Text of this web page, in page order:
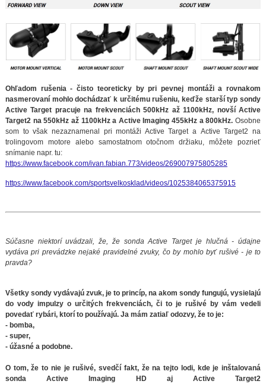
Ohľadom rušenia - čisto teoreticky by pri pevnej montáži a rovnakom
nasmerovaní mohlo dochádzať k určitému rušeniu, keďže starší typ sondy
Active Target pracuje na frekvenciách 500kHz až 1100kHz, novší Active
Target2 na 550kHz až 1100kHz a Active Imaging 455kHz a 800kHz. Osobne
som to však nezaznamenal pri montáži Active Target a Active Target2 na
trolingovom motore alebo samostatnom otočnom držiaku, môžete pozrieť
snímanie napr. tu:
https://www.facebook.com/ivan.fabian.773/videos/269007975805285
https://www.facebook.com/sportsvelkosklad/videos/1025384065375915
Súčasne niektorí uvádzali, že, že sonda Active Target je hlučná - údajne
vydáva pri prevádzke nejaké pravidelné zvuky, čo by mohlo byť rušivé - je to
pravda?
Všetky sondy vydávajú zvuk, je to princíp, na akom sondy fungujú, vysielajú
do vody impulzy o určitých frekvenciách, či to je rušivé by vám vedeli
povedať rybári, ktorí to používajú. Ja mám zatiaľ odozvy, že to je:
- bomba,
- super,
- úžasné a podobne.
O tom, že to nie je rušivé, svedčí fakt, že na tejto lodi, kde je inštalovaná
sonda Active Imaging HD aj Active Target2